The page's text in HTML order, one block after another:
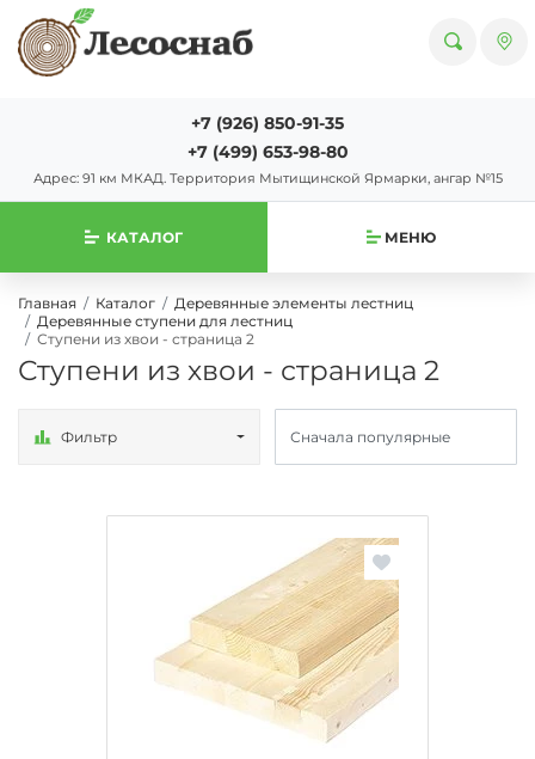
+7 (926) 850-91-35
+7 (499) 653-98-80
Адрес: 91 км МКАД. Территория Мытищинской Ярмарки, ангар №15
КАТАЛОГ МЕНЮ
Главная Каталог
Деревянные элементы лестниц
Деревянные ступени для лестниц
Ступени из хвои - страница 2
Ступени из хвои - страница 2
Фильтр